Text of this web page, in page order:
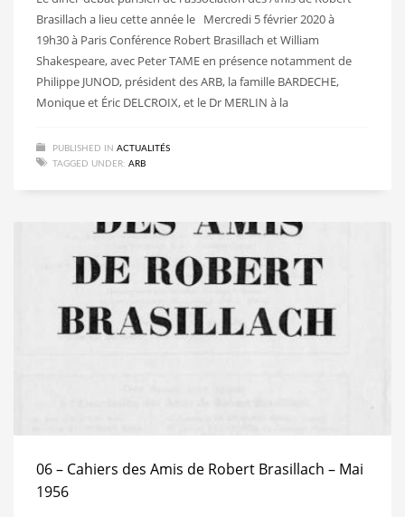
Brasillach a lieu cette année le Mercredi 5 février 2020 à
19h30 à Paris Conférence Robert Brasillach et William
Shakespeare, avec Peter TAME en présence notamment de
Philippe JUNOD, président des ARB, la famille BARDECHE,
Monique et Éric DELCROIX, et le Dr MERLIN à la
PUBLISHED IN ACTUALITÉS
TAGGED UNDER: ARB
06 – Cahiers des Amis de Robert Brasillach – Mai
1956